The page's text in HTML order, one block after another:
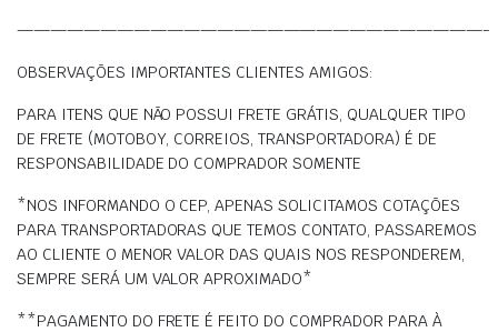
————————————————————————————-
OBSERVAÇÕES IMPORTANTES CLIENTES AMIGOS:
PARA ITENS QUE NÃO POSSUI FRETE GRÁTIS, QUALQUER TIPO
DE FRETE (MOTOBOY, CORREIOS, TRANSPORTADORA) É DE
RESPONSABILIDADE DO COMPRADOR SOMENTE
*NOS INFORMANDO O CEP, APENAS SOLICITAMOS COTAÇÕES
PARA TRANSPORTADORAS QUE TEMOS CONTATO, PASSAREMOS
AO CLIENTE O MENOR VALOR DAS QUAIS NOS RESPONDEREM,
SEMPRE SERÁ UM VALOR APROXIMADO*
**PAGAMENTO DO FRETE É FEITO DO COMPRADOR PARA À